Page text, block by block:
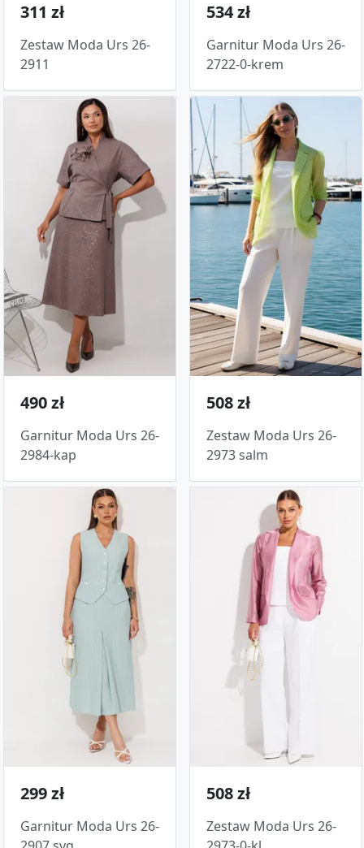
311 zł
Zestaw Moda Urs 26-
2911
534 zł
Garnitur Moda Urs 26-
2722-0-krem
490 zł
Garnitur Moda Urs 26-
2984-kap
508 zł
Zestaw Moda Urs 26-
2973 salm
299 zł
Garnitur Moda Urs 26-
508 zł
Zestaw Moda Urs 26-